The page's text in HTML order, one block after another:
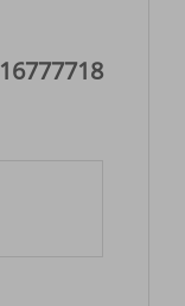
16777718